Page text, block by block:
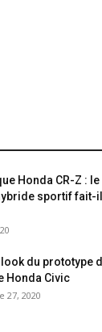
Honda CR-Z : le
sportif fait-il
du prototype
Honda Civic
27, 2020